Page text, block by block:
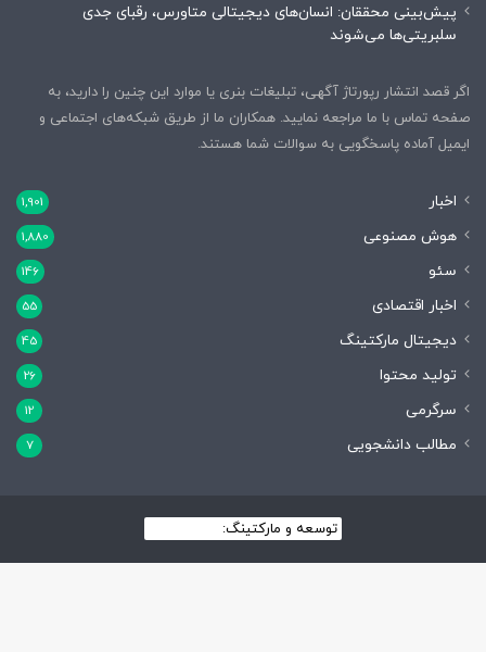
پیش‌بینی محققان: انسان‌های دیجیتالی متاورس، رقبای جدی
سلبریتی‌ها می‌شوند
اگر قصد انتشار رپورتاژ آگهی، تبلیغات بنری یا موارد این چنین را دارید، به
صفحه تماس با ما مراجعه نمایید. همکاران ما از طریق شبکه‌های اجتماعی و
ایمیل آماده پاسخگویی به سوالات شما هستند.
اخبار 1,901
هوش مصنوعی 1,880
سئو 146
اخبار اقتصادی 55
دیجیتال مارکتینگ 45
تولید محتوا 26
سرگرمی 12
مطالب دانشجویی 7
توسعه و مارکتینگ: